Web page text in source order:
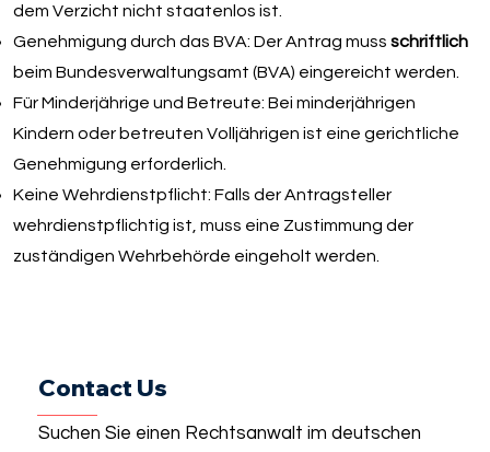
dem Verzicht nicht staatenlos ist.
Genehmigung durch das BVA: Der Antrag muss schriftlich
beim Bundesverwaltungsamt (BVA) eingereicht werden.
Für Minderjährige und Betreute: Bei minderjährigen
Kindern oder betreuten Volljährigen ist eine gerichtliche
Genehmigung erforderlich.
Keine Wehrdienstpflicht: Falls der Antragsteller
wehrdienstpflichtig ist, muss eine Zustimmung der
zuständigen Wehrbehörde eingeholt werden.
Contact Us
Suchen Sie einen Rechtsanwalt im deutschen